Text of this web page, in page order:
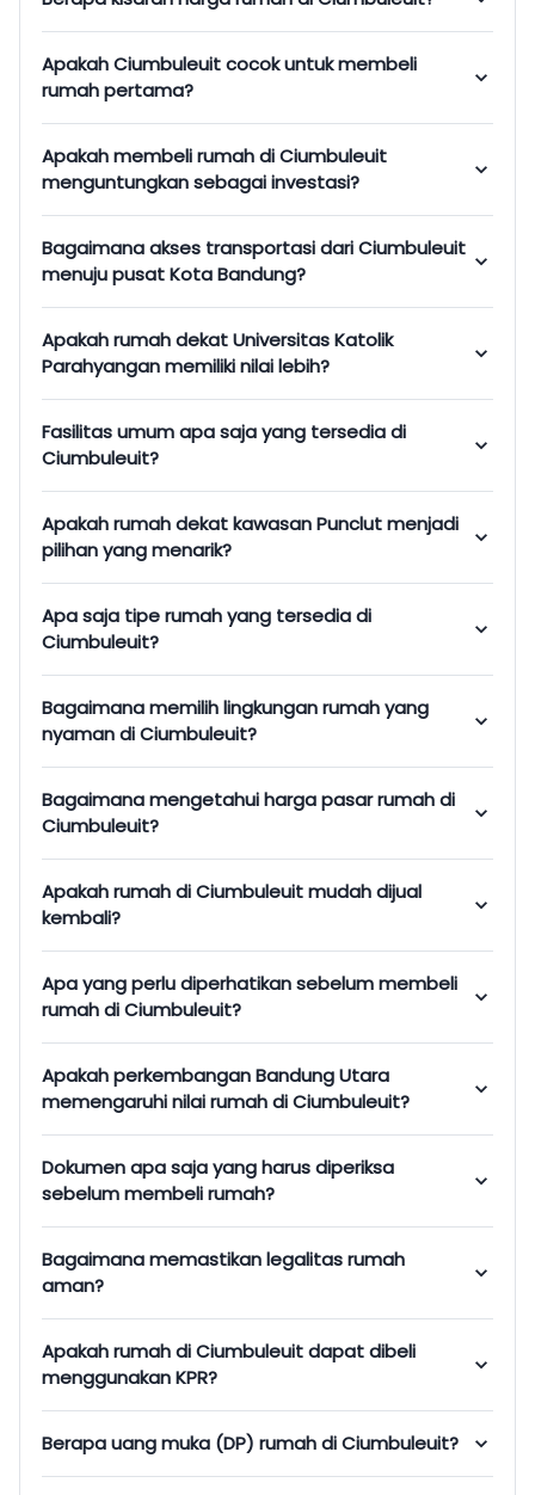
Apakah Ciumbuleuit cocok untuk membeli
rumah pertama?
Apakah membeli rumah di Ciumbuleuit
menguntungkan sebagai investasi?
Bagaimana akses transportasi dari Ciumbuleuit
menuju pusat Kota Bandung?
Apakah rumah dekat Universitas Katolik
Parahyangan memiliki nilai lebih?
Fasilitas umum apa saja yang tersedia di
Ciumbuleuit?
Apakah rumah dekat kawasan Punclut menjadi
pilihan yang menarik?
Apa saja tipe rumah yang tersedia di
Ciumbuleuit?
Bagaimana memilih lingkungan rumah yang
nyaman di Ciumbuleuit?
Bagaimana mengetahui harga pasar rumah di
Ciumbuleuit?
Apakah rumah di Ciumbuleuit mudah dijual
kembali?
Apa yang perlu diperhatikan sebelum membeli
rumah di Ciumbuleuit?
Apakah perkembangan Bandung Utara
memengaruhi nilai rumah di Ciumbuleuit?
Dokumen apa saja yang harus diperiksa
sebelum membeli rumah?
Bagaimana memastikan legalitas rumah
aman?
Apakah rumah di Ciumbuleuit dapat dibeli
menggunakan KPR?
Berapa uang muka (DP) rumah di Ciumbuleuit?